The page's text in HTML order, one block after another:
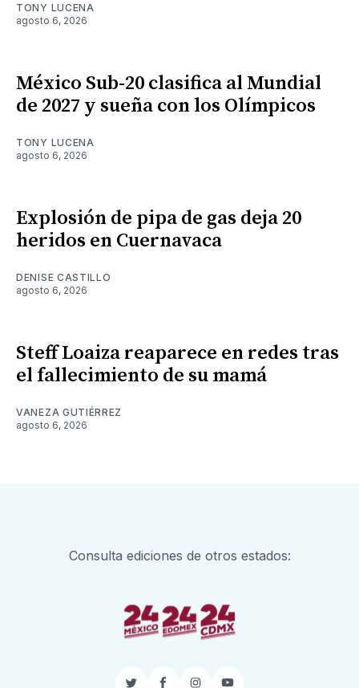
TONY LUCENA
agosto 6, 2026
México Sub-20 clasifica al Mundial
de 2027 y sueña con los Olímpicos
TONY LUCENA
agosto 6, 2026
Explosión de pipa de gas deja 20
heridos en Cuernavaca
DENISE CASTILLO
agosto 6, 2026
Steff Loaiza reaparece en redes tras
el fallecimiento de su mamá
VANEZA GUTIÉRREZ
agosto 6, 2026
Consulta ediciones de otros estados: